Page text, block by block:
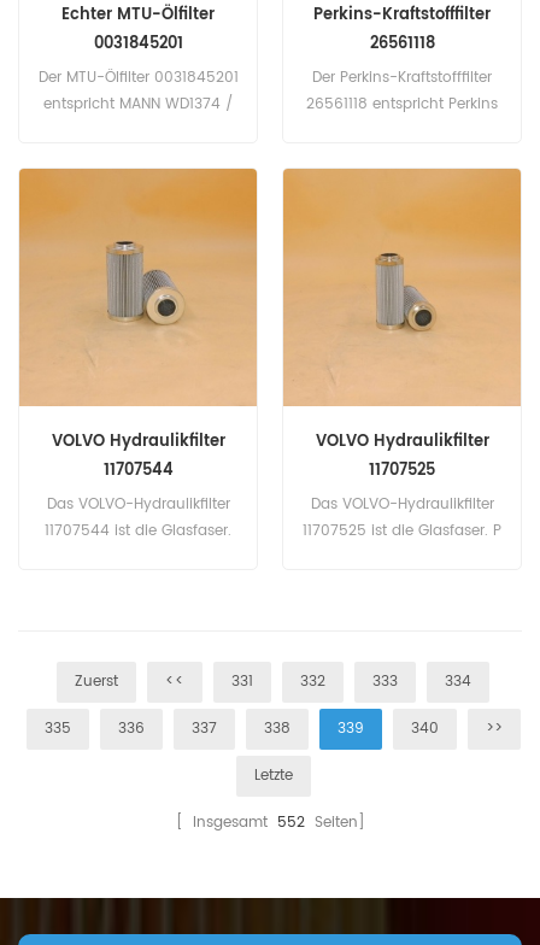
Echter MTU-Ölfilter
0031845201
Der MTU-Ölfilter 0031845201
entspricht MANN WD1374 /
Perkins-Kraftstofffilter
26561118
Der Perkins-Kraftstofffilter
26561118 entspricht Perkins
VOLVO Hydraulikfilter
11707544
Das VOLVO-Hydraulikfilter
11707544 ist die Glasfaser.
VOLVO Hydraulikfilter
11707525
Das VOLVO-Hydraulikfilter
11707525 ist die Glasfaser. P
Zuerst << 331 332 333 334
335 336 337 338 339 340 >>
Letzte
[ Insgesamt 552Seiten]